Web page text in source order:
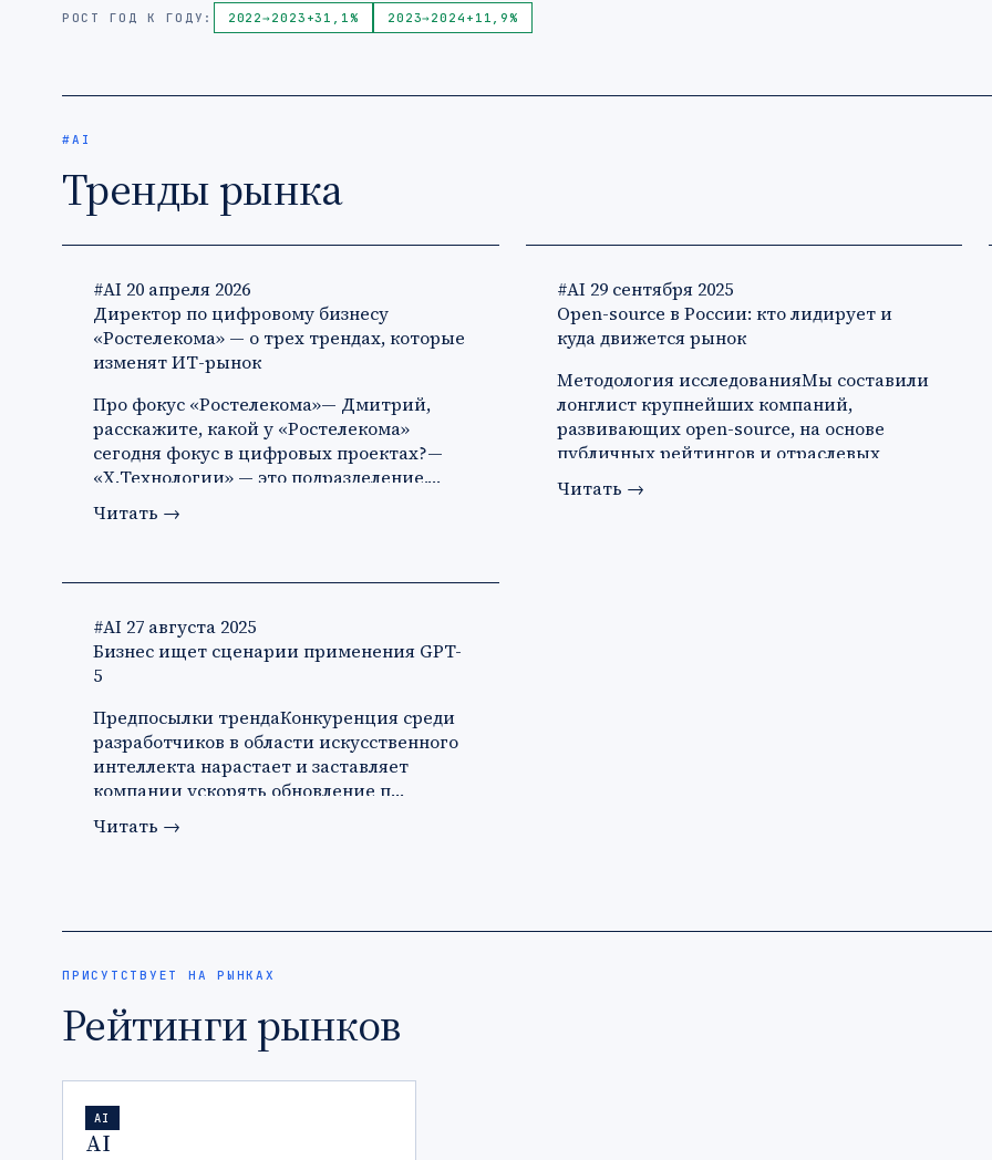
РОСТ ГОД К ГОДУ: 2022→ 2023 +31,1% 2023→ 2024 +11,9%
#AI
Тренды рынка
#AI 20 апреля 2026
Директор по цифровому бизнесу
«Ростелекома» — о трех трендах, которые
изменят ИТ-рынок
Про фокус «Ростелекома»— Дмитрий,
расскажите, какой у «Ростелекома»
сегодня фокус в цифровых проектах?—
«X.Технологии» — это подразделение,…
Читать →
#AI 29 сентября 2025
Open-source в России: кто лидирует и
куда движется рынок
Методология исследованияМы составили
лонглист крупнейших компаний,
развивающих open-source, на основе
публичных рейтингов и отраслевых
обзо…
Читать →
#AI 27 августа 2025
Бизнес ищет сценарии применения GPT-
5
Предпосылки трендаКонкуренция среди
разработчиков в области искусственного
интеллекта нарастает и заставляет
компании ускорять обновление п…
Читать →
ПРИСУТСТВУЕТ НА РЫНКАХ
Рейтинги рынков
AI
AI